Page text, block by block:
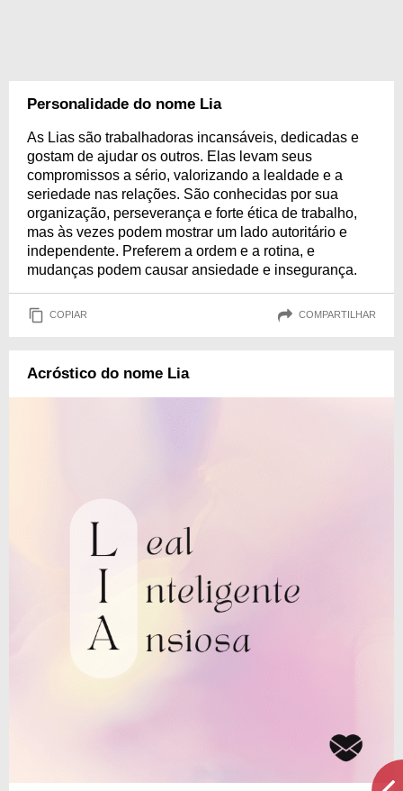
Personalidade do nome Lia
As Lias são trabalhadoras incansáveis, dedicadas e
gostam de ajudar os outros. Elas levam seus
compromissos a sério, valorizando a lealdade e a
seriedade nas relações. São conhecidas por sua
organização, perseverança e forte ética de trabalho,
mas às vezes podem mostrar um lado autoritário e
independente. Preferem a ordem e a rotina, e
mudanças podem causar ansiedade e insegurança.
COPIAR COMPARTILHAR
Acróstico do nome Lia